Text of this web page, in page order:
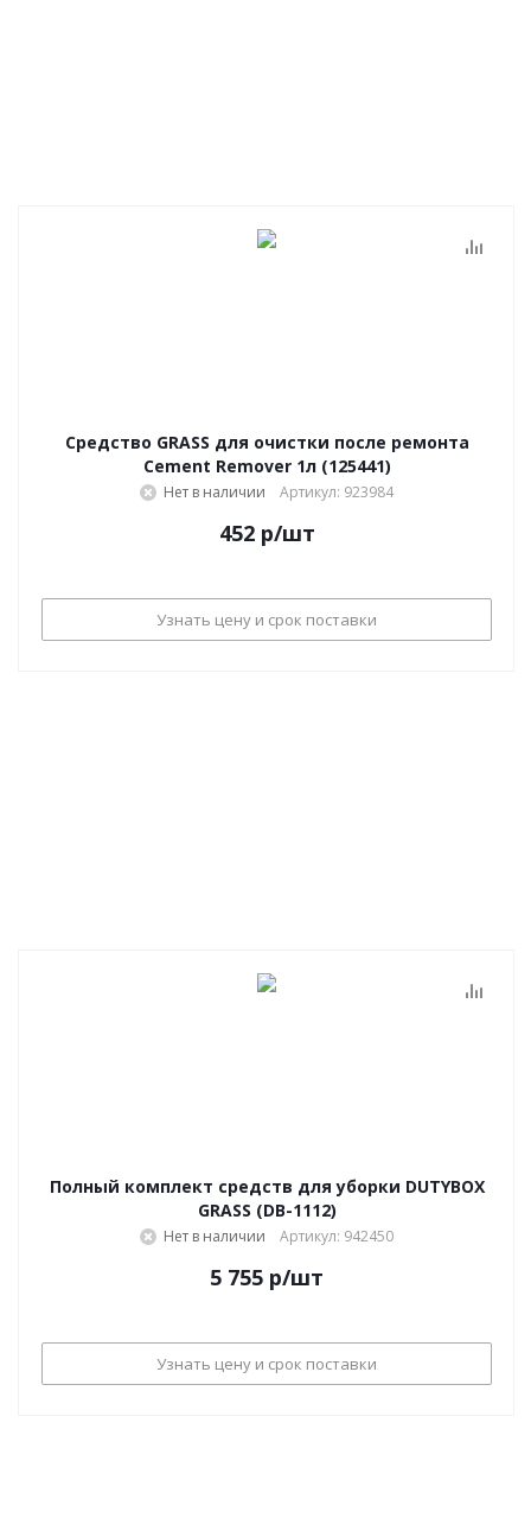
Средство GRASS для очистки после ремонта
Cement Remover 1л (125441)
Нет в наличии Артикул: 923984
452р/шт
Узнать цену и срок поставки
Полный комплект средств для уборки DUTYBOX
GRASS (DB-1112)
Нет в наличии Артикул: 942450
5 755 р/шт
Узнать цену и срок поставки